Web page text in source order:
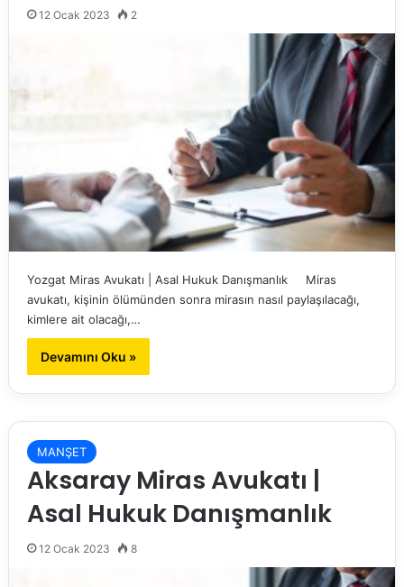
12 Ocak 2023 2
Yozgat Miras Avukatı | Asal Hukuk Danışmanlık Miras
avukatı, kişinin ölümünden sonra mirasın nasıl paylaşılacağı,
kimlere ait olacağı,…
Devamını Oku »
MANŞET
Aksaray Miras Avukatı |
Asal Hukuk Danışmanlık
12 Ocak 2023 8